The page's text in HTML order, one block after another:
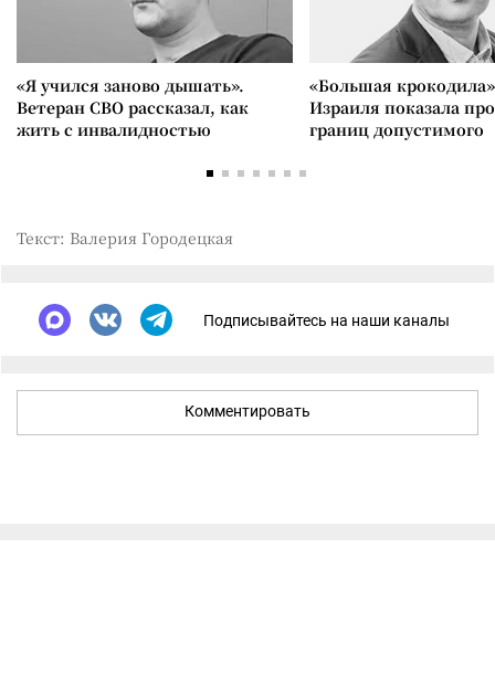
«Я учился заново дышать».
Ветеран СВО рассказал, как
жить с инвалидностью
«Большая
Израиля показала
границ допустимого
Текст: Валерия Городецкая
Подписывайтесь на наши каналы
Комментировать